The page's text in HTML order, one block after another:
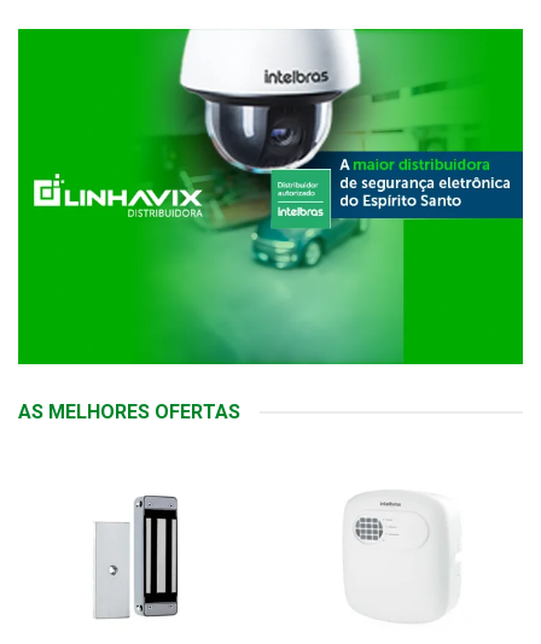
AS MELHORES OFERTAS